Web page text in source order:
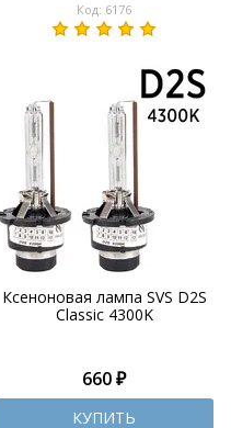
Код: 6176
Ксеноновая лампа SVS D2S
Classic 4300K
660 ₽
КУПИТЬ